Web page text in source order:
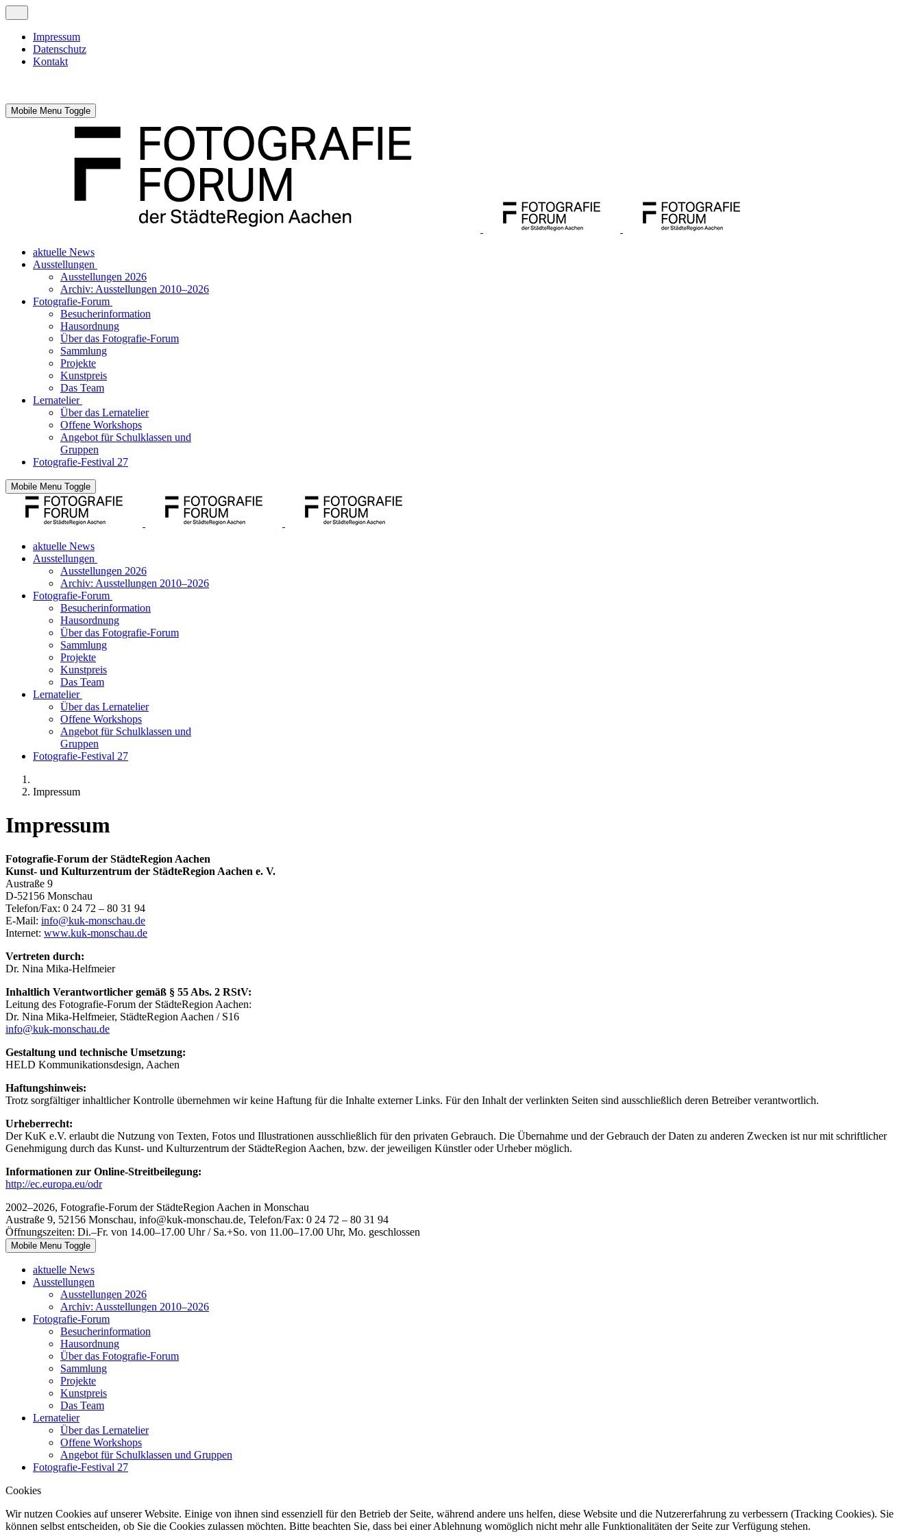
Impressum
Datenschutz
Kontakt
Mobile Menu Toggle
aktuelle News
Ausstellungen
Ausstellungen 2026
Archiv: Ausstellungen 2010–2026
Fotografie-Forum
Besucherinformation
Hausordnung
Über das Fotografie-Forum
Sammlung
Projekte
Kunstpreis
Das Team
Lernatelier
Über das Lernatelier
Offene Workshops
Angebot für Schulklassen und
Gruppen
Fotografie-Festival 27
Mobile Menu Toggle
aktuelle News
Ausstellungen
Ausstellungen 2026
Archiv: Ausstellungen 2010–2026
Fotografie-Forum
Besucherinformation
Hausordnung
Über das Fotografie-Forum
Sammlung
Projekte
Kunstpreis
Das Team
Lernatelier
Über das Lernatelier
Offene Workshops
Angebot für Schulklassen und
Gruppen
Fotografie-Festival 27
Impressum
Impressum
Fotografie-Forum der StädteRegion Aachen
Kunst- und Kulturzentrum der StädteRegion Aachen e. V.
Austraße 9
D-52156 Monschau
Telefon/Fax: 0 24 72 – 80 31 94
E-Mail: info@kuk-monschau.de
Internet: www.kuk-monschau.de
Vertreten durch:
Dr. Nina Mika-Helfmeier
Inhaltlich Verantwortlicher gemäß § 55 Abs. 2 RStV:
Leitung des Fotografie-Forum der StädteRegion Aachen:
Dr. Nina Mika-Helfmeier, StädteRegion Aachen / S16
info@kuk-monschau.de
Gestaltung und technische Umsetzung:
HELD Kommunikationsdesign, Aachen
Haftungshinweis:
Trotz sorgfältiger inhaltlicher Kontrolle übernehmen wir keine Haftung für die Inhalte externer Links. Für den Inhalt der verlinkten Seiten sind ausschließlich deren Betreiber verantwortlich.
Urheberrecht:
Der KuK e.V. erlaubt die Nutzung von Texten, Fotos und Illustrationen ausschließlich für den privaten Gebrauch. Die Übernahme und der Gebrauch der Daten zu anderen Zwecken ist nur mit schriftlicher
Genehmigung durch das Kunst- und Kulturzentrum der StädteRegion Aachen, bzw. der jeweiligen Künstler oder Urheber möglich.
Informationen zur Online-Streitbeilegung:
http://ec.europa.eu/odr
2002–2026, Fotografie-Forum der StädteRegion Aachen in Monschau
Austraße 9, 52156 Monschau, info@kuk-monschau.de, Telefon/Fax: 0 24 72 – 80 31 94
Öffnungszeiten: Di.–Fr. von 14.00–17.00 Uhr / Sa.+So. von 11.00–17.00 Uhr, Mo. geschlossen
Mobile Menu Toggle
aktuelle News
Ausstellungen
Ausstellungen 2026
Archiv: Ausstellungen 2010–2026
Fotografie-Forum
Besucherinformation
Hausordnung
Über das Fotografie-Forum
Sammlung
Projekte
Kunstpreis
Das Team
Lernatelier
Über das Lernatelier
Offene Workshops
Angebot für Schulklassen und Gruppen
Fotografie-Festival 27
Cookies
Wir nutzen Cookies auf unserer Website. Einige von ihnen sind essenziell für den Betrieb der Seite, während andere uns helfen, diese Website und die Nutzererfahrung zu verbessern (Tracking Cookies). Sie
können selbst entscheiden, ob Sie die Cookies zulassen möchten. Bitte beachten Sie, dass bei einer Ablehnung womöglich nicht mehr alle Funktionalitäten der Seite zur Verfügung stehen.